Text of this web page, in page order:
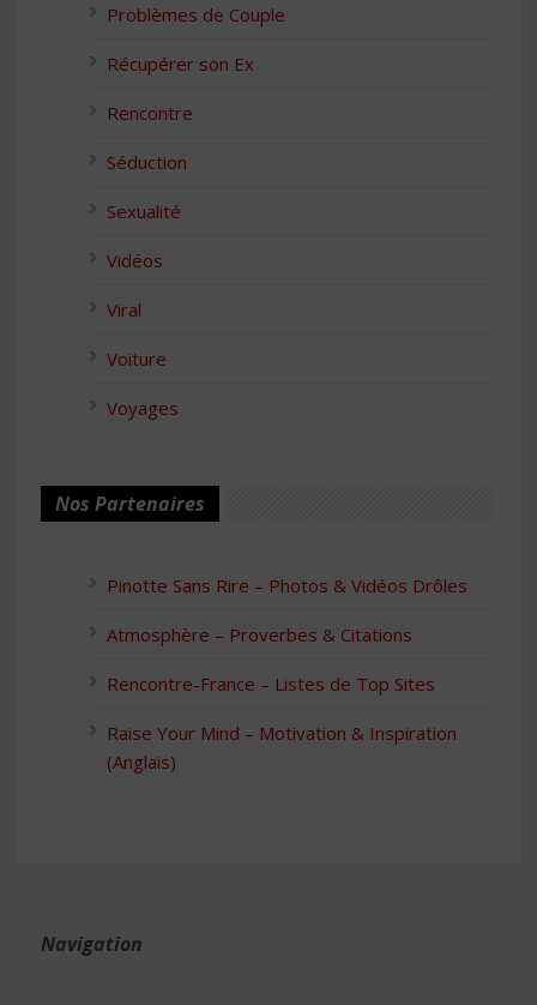
Problèmes de Couple
Récupérer son Ex
Rencontre
Séduction
Sexualité
Vidéos
Viral
Voiture
Voyages
Nos Partenaires
Pinotte Sans Rire – Photos & Vidéos Drôles
Atmosphère – Proverbes & Citations
Rencontre-France – Listes de Top Sites
Raise Your Mind – Motivation & Inspiration
(Anglais)
Navigation